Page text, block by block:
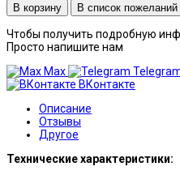
В список пожеланий
Чтобы получить подробную
Просто напишите нам
Max
ВКонтакте
Описание
Отзывы
Другое
Технические характеристики: